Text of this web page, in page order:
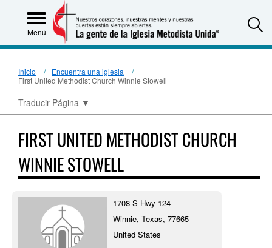
Menú
Inicio
Encuentra una iglesia
First United Methodist Church Winnie Stowell
Traducir Página ▼
FIRST UNITED METHODIST CHURCH
WINNIE STOWELL
1708 S Hwy 124
Winnie, Texas, 77665
United States